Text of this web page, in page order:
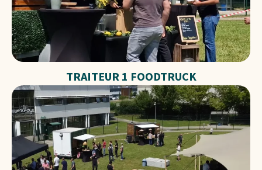
TRAITEUR 1 FOODTRUCK